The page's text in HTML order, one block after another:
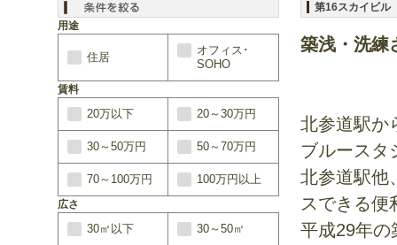
第16スカイビル
築浅・洗練
北参道駅か
ブルースタ
北参道駅他
スできる便
平成29年の
用途
住居
オフィス･
SOHO
賃料
20万以下 20～30万円
30～50万円 50～70万円
70～100万円 100万円以上
広さ
30㎡以下 30～50㎡